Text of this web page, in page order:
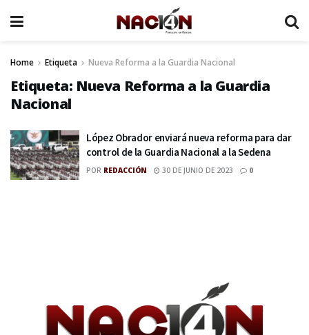
Home Etiqueta Nueva Reforma a la Guardia Nacional
Etiqueta: Nueva Reforma a la Guardia
Nacional
López Obrador enviará nueva reforma para dar
control de la Guardia Nacional a la Sedena
POR REDACCIÓN 30 DE JUNIO DE 2023 0